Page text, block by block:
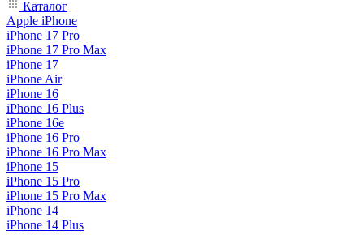
Каталог
Apple iPhone
iPhone 17 Pro
iPhone 17 Pro Max
iPhone 17
iPhone Air
iPhone 16
iPhone 16 Plus
iPhone 16e
iPhone 16 Pro
iPhone 16 Pro Max
iPhone 15
iPhone 15 Pro
iPhone 15 Pro Max
iPhone 14
iPhone 14 Plus